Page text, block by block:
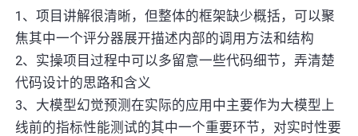
1、项目讲解很清晰，但整体的框架缺少概括，可以聚
焦其中一个评分器展开描述内部的调用方法和结构
2、实操项目过程中可以多留意一些代码细节，弄清楚
代码设计的思路和含义
3、大模型幻觉预测在实际的应用中主要作为大模型上
线前的指标性能测试的其中一个重要环节，对实时性要